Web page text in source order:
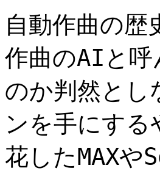
自動作曲の
作曲のAIと呼
のか判然と
ンを手にする
花したMAX